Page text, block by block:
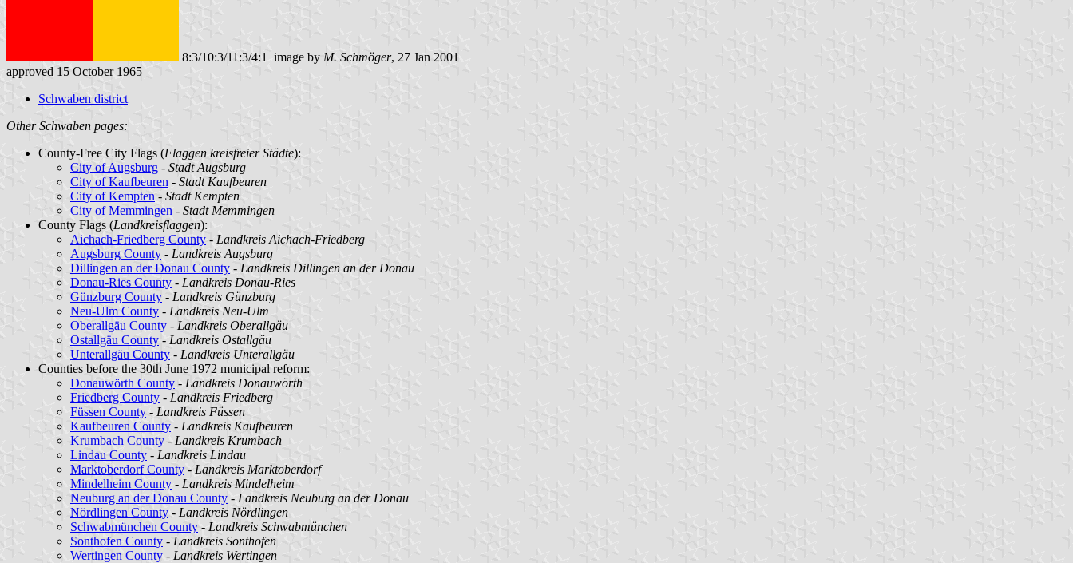
8:3/10:3/11:3/4:1 image by M. Schmöger, 27 Jan 2001
approved 15 October 1965
Schwaben district
Other Schwaben pages:
County-Free City Flags (Flaggen kreisfreier Städte):
City of Augsburg - Stadt Augsburg
City of Kaufbeuren - Stadt Kaufbeuren
City of Kempten - Stadt Kempten
City of Memmingen - Stadt Memmingen
County Flags (Landkreisflaggen):
Aichach-Friedberg County - Landkreis Aichach-Friedberg
Augsburg County - Landkreis Augsburg
Dillingen an der Donau County - Landkreis Dillingen an der Donau
Donau-Ries County - Landkreis Donau-Ries
Günzburg County - Landkreis Günzburg
Neu-Ulm County - Landkreis Neu-Ulm
Oberallgäu County - Landkreis Oberallgäu
Ostallgäu County - Landkreis Ostallgäu
Unterallgäu County - Landkreis Unterallgäu
Counties before the 30th June 1972 municipal reform:
Donauwörth County - Landkreis Donauwörth
Friedberg County - Landkreis Friedberg
Füssen County - Landkreis Füssen
Kaufbeuren County - Landkreis Kaufbeuren
Krumbach County - Landkreis Krumbach
Lindau County - Landkreis Lindau
Marktoberdorf County - Landkreis Marktoberdorf
Mindelheim County - Landkreis Mindelheim
Neuburg an der Donau County - Landkreis Neuburg an der Donau
Nördlingen County - Landkreis Nördlingen
Schwabmünchen County - Landkreis Schwabmünchen
Sonthofen County - Landkreis Sonthofen
Wertingen County - Landkreis Wertingen